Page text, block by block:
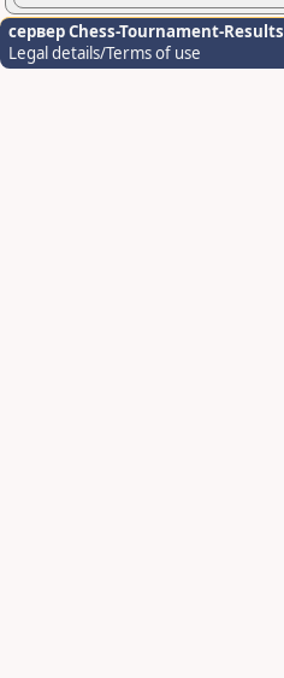
сервер Chess-Tournament-Results
Legal details/Terms of use